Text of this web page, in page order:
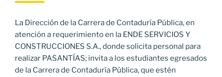
La Dirección de la Carrera de Contaduría Pública, en
atención a requerimiento en la ENDE SERVICIOS Y
CONSTRUCCIONES S.A., donde solicita personal para
realizar PASANTÍAS; invita a los estudiantes egresados
de la Carrera de Contaduría Pública, que estén